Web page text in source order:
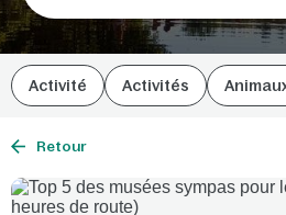
Activité Activités
Retour